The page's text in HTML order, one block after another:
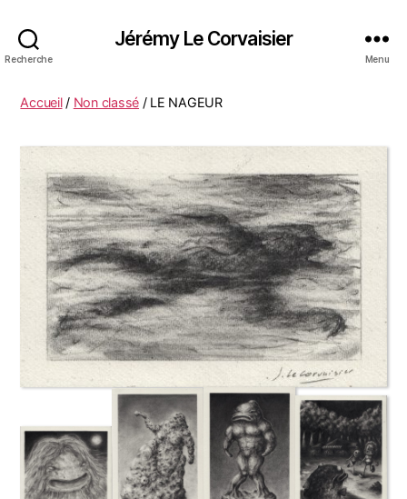
Recherche
Jérémy Le Corvaisier
Menu
Accueil/ Non classé / LE NAGEUR